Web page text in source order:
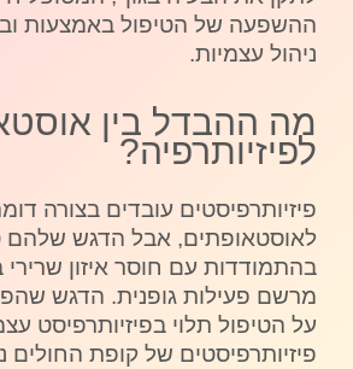
ההשפעה של הטיפול באמצעות
ניהול עצמיות.
מה ההבדל בין
לפיזיותרפיה?
פיזיותרפיסטים עובדים בצורה
לאוסטאופתים, אבל הדגש שלהם
בהתמודדות עם חוסר איזון
מרשם פעילות גופנית. הדגש
על הטיפול תלוי בפיזיותרפיסט
פיזיותרפיסטים של קופת החולים